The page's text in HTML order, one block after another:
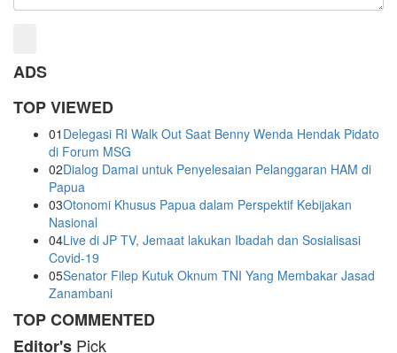
ADS
TOP VIEWED
01 Delegasi RI Walk Out Saat Benny Wenda Hendak Pidato
di Forum MSG
02Dialog Damai untuk Penyelesaian Pelanggaran HAM di
Papua
03Otonomi Khusus Papua dalam Perspektif Kebijakan
Nasional
04Live di JP TV, Jemaat lakukan Ibadah dan Sosialisasi
Covid-19
05Senator Filep Kutuk Oknum TNI Yang Membakar Jasad
Zanambani
TOP COMMENTED
Editor's Pick